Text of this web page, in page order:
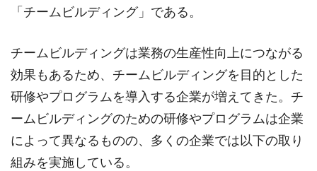
「チームビルディング」である。
チームビルディングは業務の生産性向上につながる
効果もあるため、チームビルディングを目的とした
研修やプログラムを導入する企業が増えてきた。チ
ームビルディングのための研修やプログラムは企業
によって異なるものの、多くの企業では以下の取り
組みを実施している。